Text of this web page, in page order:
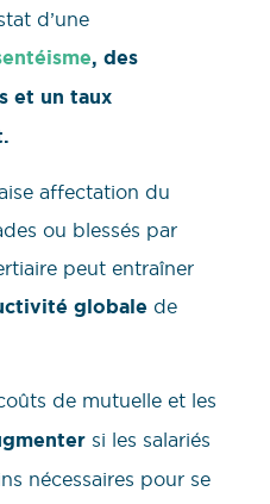
d’une
, des
et un taux
affectation du
ou blessés par
peut entraîner
globale de
de mutuelle et les
si les salariés
nécessaires pour se